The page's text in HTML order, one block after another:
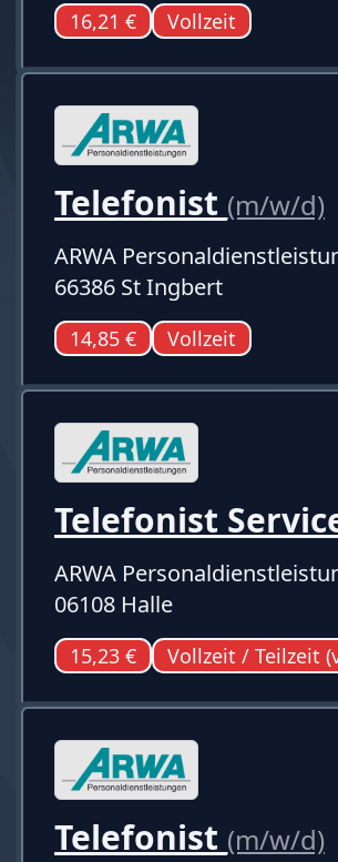
16,21 € Vollzeit
Telefonist (m/w/d)
ARWA
66386 St Ingbert
14,85 € Vollzeit
Telefonist
ARWA
06108 Halle
15,23 € Vollzeit / Teilzeit
Telefonist (m/w/d)